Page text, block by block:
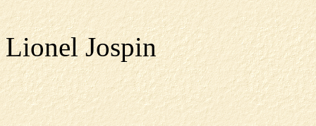
Lionel Jospin